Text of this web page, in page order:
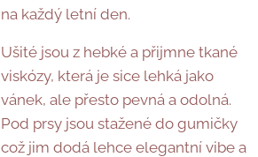
na každý letní den.
Ušité jsou z hebké a přijmne tkané
viskózy, která je sice lehká jako
vánek, ale přesto pevná a odolná.
Pod prsy jsou stažené do gumičky
což jim dodá lehce elegantní vibe a